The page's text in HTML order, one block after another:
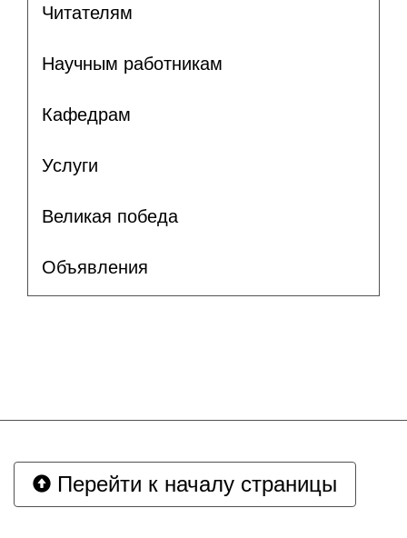
Читателям
Научным работникам
Кафедрам
Услуги
Великая победа
Объявления
Перейти к началу страницы